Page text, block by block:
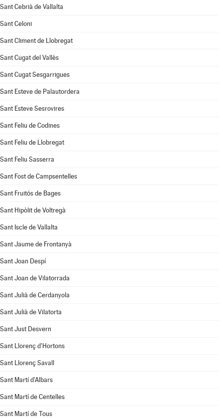
Sant Cebrià de Vallalta
Sant Celoni
Sant Climent de Llobregat
Sant Cugat del Vallès
Sant Cugat Sesgarrigues
Sant Esteve de Palautordera
Sant Esteve Sesrovires
Sant Feliu de Codines
Sant Feliu de Llobregat
Sant Feliu Sasserra
Sant Fost de Campsentelles
Sant Fruitós de Bages
Sant Hipòlit de Voltregà
Sant Iscle de Vallalta
Sant Jaume de Frontanyà
Sant Joan Despí
Sant Joan de Vilatorrada
Sant Julià de Cerdanyola
Sant Julià de Vilatorta
Sant Just Desvern
Sant Llorenç d'Hortons
Sant Llorenç Savall
Sant Martí d'Albars
Sant Martí de Centelles
Sant Martí de Tous